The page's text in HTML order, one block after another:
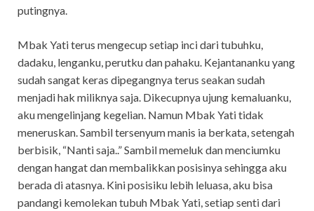
putingnya.
Mbak Yati terus mengecup setiap inci dari tubuhku,
dadaku, lenganku, perutku dan pahaku. Kejantananku yang
sudah sangat keras dipegangnya terus seakan sudah
menjadi hak miliknya saja. Dikecupnya ujung kemaluanku,
aku mengelinjang kegelian. Namun Mbak Yati tidak
meneruskan. Sambil tersenyum manis ia berkata, setengah
berbisik, “Nanti saja..” Sambil memeluk dan menciumku
dengan hangat dan membalikkan posisinya sehingga aku
berada di atasnya. Kini posisiku lebih leluasa, aku bisa
pandangi kemolekan tubuh Mbak Yati, setiap senti dari